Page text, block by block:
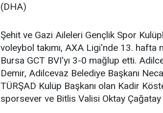
(DHA)
Şehit ve Gazi Aileleri Gençlik Spor
voleybol takımı, AXA Ligi'nde 13.
Bursa GCT BVI'yı 3-0 mağlup etti.
Demir, Adilcevaz Belediye Başkanı
TÜRŞAD Kulüp Başkanı olan Kadir
sporsever ve Bitlis Valisi Oktay